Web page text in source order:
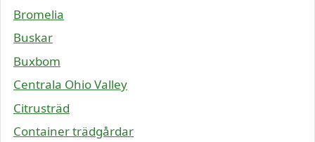
Bromelia
Buskar
Buxbom
Centrala Ohio Valley
Citrusträd
Container trädgårdar